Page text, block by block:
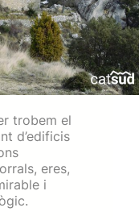
trobem el
d’edificis
eres,
i